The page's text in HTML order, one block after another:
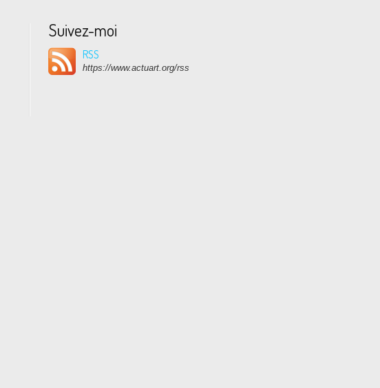
Suivez-moi
RSS
https://www.actuart.org/rss